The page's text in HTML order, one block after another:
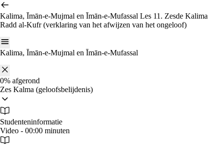
Ga
naar
de
inhoud
Kalima, Īmān‑e‑Mujmal en Īmān‑e‑Mufassal Les 11. Zesde Kalima
Radd al-Kufr (verklaring van het afwijzen van het ongeloof)
Kalima, Īmān‑e‑Mujmal en Īmān‑e‑Mufassal
0% afgerond
Zes Kalma (geloofsbelijdenis)
Studenteninformatie
Video - 00:00 minuten